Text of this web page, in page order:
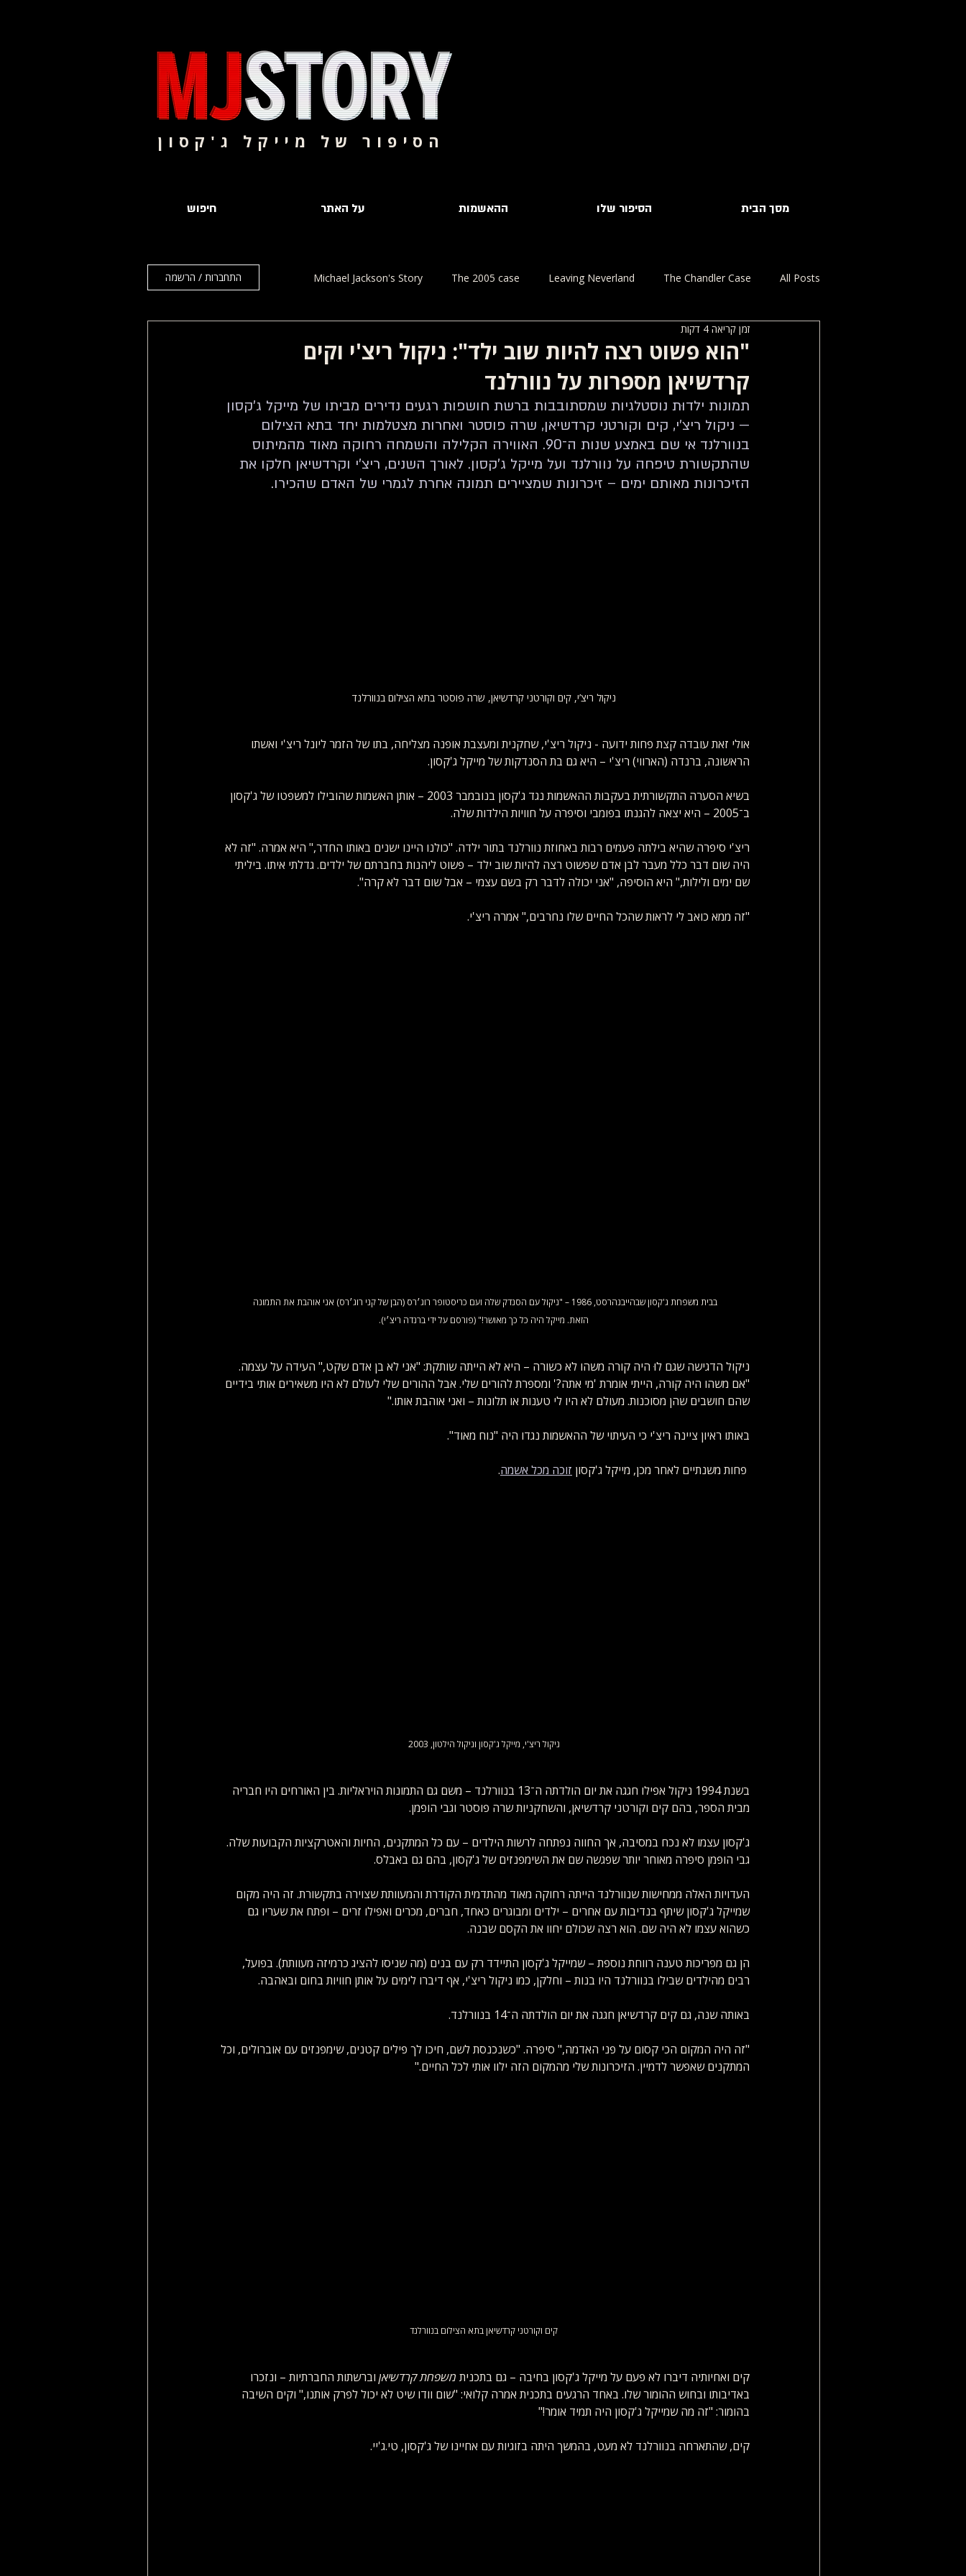
הסיפור של מייקל ג'קסון
מסך הבית הסיפור שלו ההאשמות על האתר חיפוש
All Posts
The Chandler Case
Leaving Neverland
The 2005 case
Michael Jackson's Story
The Neverland Children
המשפט של מייקל ג'קסון
התחברות / הרשמה
"הוא פשוט רצה להיות שוב ילד": ניקול ריצ'י וקים
קרדשיאן מספרות על נוורלנד
זמן קריאה 4 דקות
תמונות ילדוּת נוסטלגיות שמסתובבות ברשת חושפות רגעים נדירים מביתו של מייקל ג'קסון
— ניקול ריצ’י, קים וקורטני קרדשיאן, שרה פוסטר ואחרות מצטלמות יחד בתא הצילום
בנוורלנד אי שם באמצע שנות ה־90. האווירה הקלילה והשמחה רחוקה מאוד מהמיתוס
שהתקשורת טיפחה על נוורלנד ועל מייקל ג'קסון. לאורך השנים, ריצ’י וקרדשיאן חלקו את
הזיכרונות מאותם ימים – זיכרונות שמציירים תמונה אחרת לגמרי של האדם שהכירו.
ניקול ריצ’י, קים וקורטני קרדשיאן, שרה פוסטר בתא הצילום בנוורלנד
אולי זאת עובדה קצת פחות ידועה - ניקול ריצ'י, שחקנית ומעצבת אופנה מצליחה, בתו של הזמר ליונל ריצ'י ואשתו
הראשונה, ברנדה (הארווי) ריצ'י – היא גם בת הסנדקות של מייקל ג'קסון.
בשיא הסערה התקשורתית בעקבות ההאשמות נגד ג'קסון בנובמבר 2003 – אותן האשמות שהובילו למשפטו של ג'קסון
ב־2005 – היא יצאה להגנתו בפומבי וסיפרה על חוויות הילדות שלה.
ריצ'י סיפרה שהיא בילתה פעמים רבות באחוזת נוורלנד בתור ילדה. "כולנו היינו ישנים באותו החדר," היא אמרה. "זה לא
היה שום דבר כלל מעבר לבן אדם שפשוט רצה להיות שוב ילד – פשוט ליהנות בחברתם של ילדים. גדלתי איתו. ביליתי
שם ימים ולילות," היא הוסיפה, "אני יכולה לדבר רק בשם עצמי – אבל שום דבר לא קרה".
"זה ממא כואב לי לראות שהכל החיים שלו נחרבים," אמרה ריצ'י.
בבית משפחת ג'קסון שבהייבנהרסט, 1986 – "ניקול עם הסנדק שלה ועם כריסטופר רוג׳רס (הבן של קני רוג׳רס) אני אוהבת את התמונה
הזאת. מייקל היה כל כך מאושר!" (פורסם על ידי ברנדה ריצ׳י).
ניקול הדגישה שגם לוּ היה קורה משהו לא כשורה – היא לא הייתה שותקת: "אני לא בן אדם שקט," העידה על עצמה.
"אם משהו היה קורה, הייתי אומרת 'מי אתה?' ומספרת להורים שלי. אבל ההורים שלי לעולם לא היו משאירים אותי בידיים
שהם חושבים שהן מסוכנות. מעולם לא היו לי טענות או תלונות – ואני אוהבת אותו."
באותו ראיון ציינה ריצ'י כי העיתוי של ההאשמות נגדו היה "נוח מאוד".
זוכה מכל אשמה.
ניקול ריצ'י, מייקל ג'קסון וניקול הילטון, 2003
בשנת 1994 ניקול אפילו חגגה את יום הולדתה ה־13 בנוורלנד – משם גם התמונות הויראליות. בין האורחים היו חבריה
מבית הספר, בהם קים וקורטני קרדשיאן, והשחקניות שרה פוסטר וגבי הופמן.
ג'קסון עצמו לא נכח במסיבה, אך החווה נפתחה לרשות הילדים – עם כל המתקנים, החיות והאטרקציות הקבועות שלה.
גבי הופמן סיפרה מאוחר יותר שפגשה שם את השימפנזים של ג'קסון, בהם גם באבלס.
העדויות האלה ממחישות שנוורלנד הייתה רחוקה מאוד מהתדמית הקודרת והמעוותת שצוירה בתקשורת. זה היה מקום
שמייקל ג'קסון שיתף בנדיבות עם אחרים – ילדים ומבוגרים כאחד, חברים, מכרים ואפילו זרים – ופתח את שעריו גם
כשהוא עצמו לא היה שם. הוא רצה שכולם יחוו את הקסם שבנה.
הן גם מפריכות טענה רווחת נוספת – שמייקל ג'קסון התיידד רק עם בנים (מה שניסו להציג כרמיזה מעוותת). בפועל,
רבים מהילדים שבילו בנוורלנד היו בנות – וחלקן, כמו ניקול ריצ'י, אף דיברו לימים על אותן חוויות בחום ובאהבה.
באותה שנה, גם קים קרדשיאן חגגה את יום הולדתה ה־14 בנוורלנד.
"זה היה המקום הכי קסום על פני האדמה," סיפרה. "כשנכנסת לשם, חיכו לך פילים קטנים, שימפנזים עם אוברולים, וכל
המתקנים שאפשר לדמיין. הזיכרונות שלי מהמקום הזה ילוו אותי לכל החיים."
קים וקורטני קרדשיאן בתא הצילום בנוורלנד
קים ואחיותיה דיברו לא פעם על מייקל ג'קסון בחיבה – גם בתכנית משפחת קרדשיאן וברשתות החברתיות – ונזכרו
באדיבותו ובחוש ההומור שלו. באחד הרגעים בתכנית אמרה קלואי: "שום וודו שיט לא יכול לפרק אותנו," וקים השיבה
בהומור: "זה מה שמייקל ג'קסון היה תמיד אומר!"
קים, שהתארחה בנוורלנד לא מעט, בהמשך היתה בזוגיות עם אחיינו של ג'קסון, טי.ג'יי.